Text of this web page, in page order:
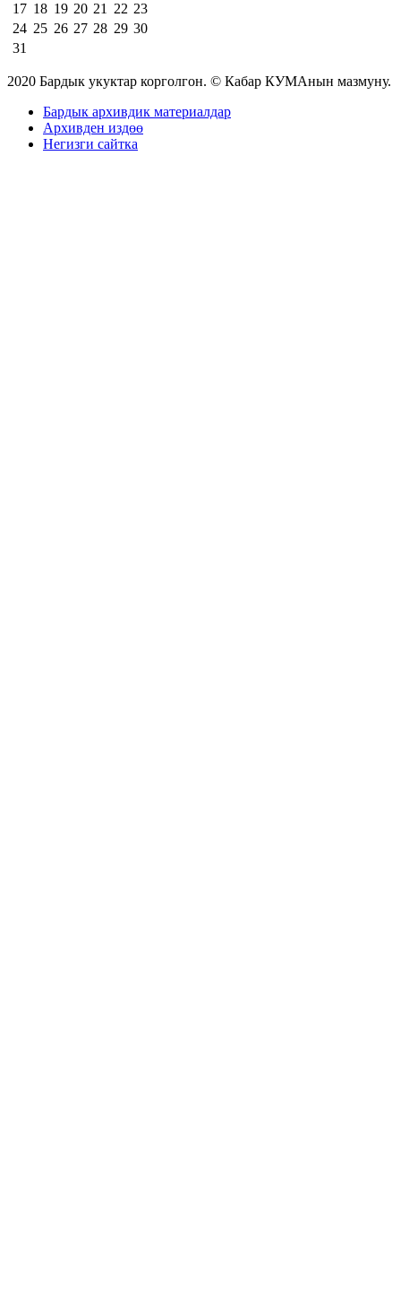
17 18 19 20 21 22 23
24 25 26 27 28 29 30
31
2020 Бардык укуктар корголгон. © Кабар КУМАнын мазмуну.
Бардык архивдик материалдар
Архивден издөө
Негизги сайтка